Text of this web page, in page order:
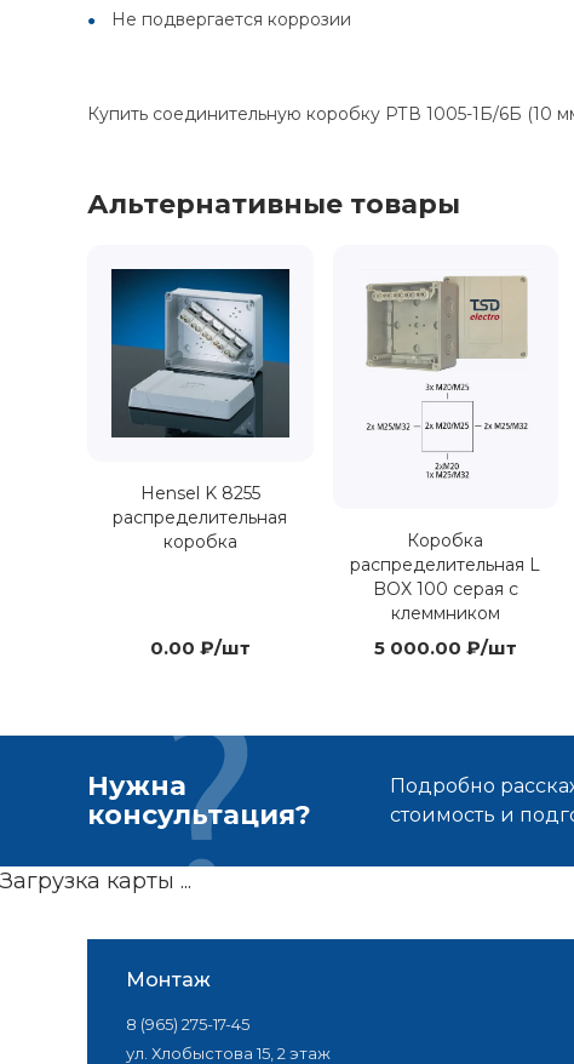
Не подвергается коррозии
Купить соединительную коробку РТВ 1005-1Б/6Б (10
Альтернативные товары
Hensel K 8255
распределительная
коробка
0.00 ₽/шт
Коробка
распределительная L
BOX 100 серая с
клеммником
5 000.00 ₽/шт
Нужна
консультация?
Подробно
стоимость и
Монтаж
8 (965) 275-17-45
ул. Хлобыстова 15, 2 этаж
Загрузка карты ...